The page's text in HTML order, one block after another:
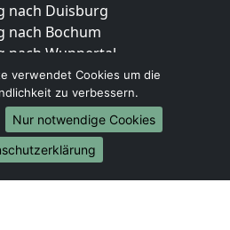
nach Duisburg
nach Bochum
nach Wuppertal
nach Bielefeld
nach Bonn
nach Münster
nach Brasilien
verwendet Cookies um die
zu verbessern.
Nur notwendige Cookies